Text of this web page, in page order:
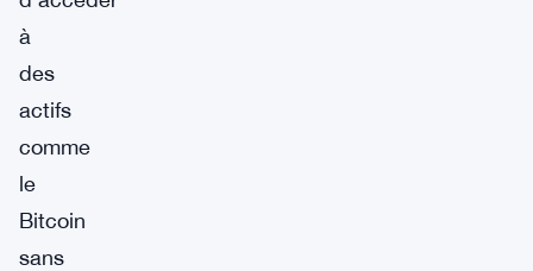
à
des
actifs
comme
le
Bitcoin
sans